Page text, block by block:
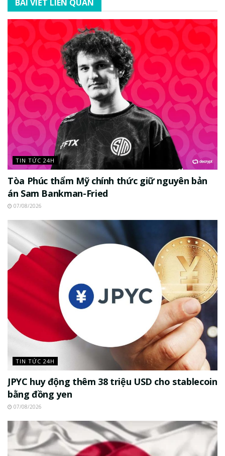
BÀI VIẾT LIÊN QUAN
TIN TỨC 24H
Tòa Phúc thẩm Mỹ chính thức giữ nguyên bản
án Sam Bankman-Fried
07/08/2026
TIN TỨC 24H
JPYC huy động thêm 38 triệu USD cho stablecoin
bằng đồng yen
07/08/2026